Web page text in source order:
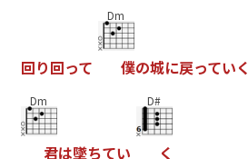
回り回って
Dm
僕の城に戻っていく
Dm
君は墜ちてい
D#
く